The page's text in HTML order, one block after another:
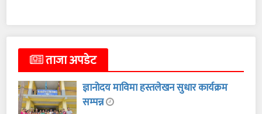
ताजा अपडेट
ज्ञानोदय माविमा हस्तलेखन सुधार कार्यक्रम
सम्पन्न